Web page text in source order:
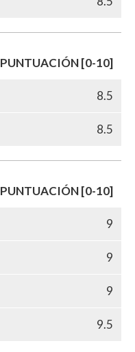
PUNTUACIÓN [0-10]
8.5
8.5
PUNTUACIÓN [0-10]
9
9
9
9.5